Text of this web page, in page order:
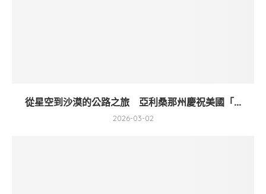
從星空到沙漠的公路之旅 亞利桑那州慶祝美國「...
2026-03-02